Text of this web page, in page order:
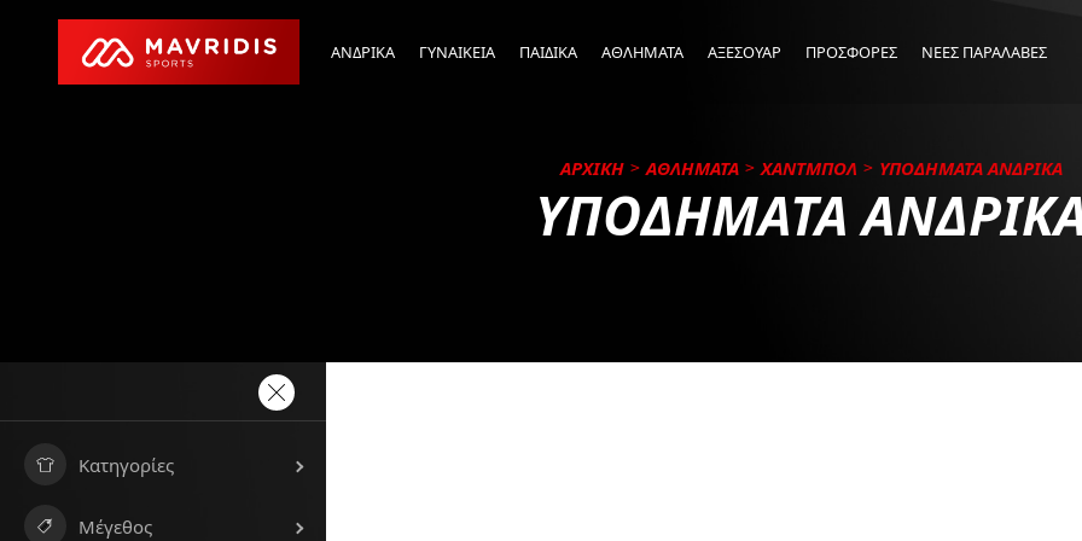
ΑΝΔΡΙΚΑ ΓΥΝΑΙΚΕΙΑ ΠΑΙΔΙΚΑ ΑΘΛΗΜΑΤΑ ΑΞΕΣΟΥΑΡ ΠΡΟΣΦΟΡΕΣ ΝΕΕΣ ΠΑΡΑΛΑΒΕΣ
ΑΡΧΙΚΗ ΑΘΛΗΜΑΤΑ ΧΑΝΤΜΠΟΛ ΥΠΟΔΗΜΑΤΑ ΑΝΔΡΙΚΑ
ΥΠΟΔΗΜΑΤΑ
Κατηγορίες
Μέγεθος